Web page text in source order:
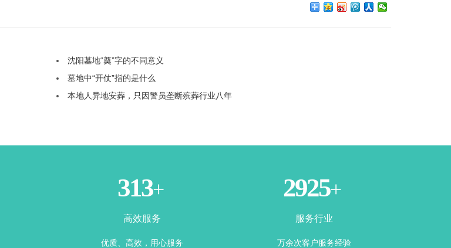
沈阳墓地“奠”字的不同意义
墓地中“开仗”指的是什么
本地人异地安葬，只因警员垄断殡葬行业八年
365+
高效服务
优质、高效，用心服务
3500+
服务行业
万余次客户服务经验